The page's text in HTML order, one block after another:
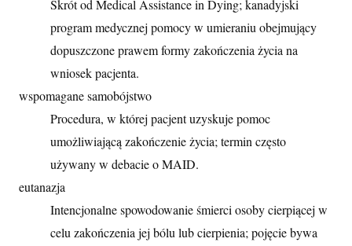
Skrót od Medical Assistance in Dying; kanadyjski
program medycznej pomocy w umieraniu obejmujący
dopuszczone prawem formy zakończenia życia na
wniosek pacjenta.
wspomagane samobójstwo
Procedura, w której pacjent uzyskuje pomoc
umożliwiającą zakończenie życia; termin często
używany w debacie o MAID.
eutanazja
Intencjonalne spowodowanie śmierci osoby cierpiącej w
celu zakończenia jej bólu lub cierpienia; pojęcie bywa